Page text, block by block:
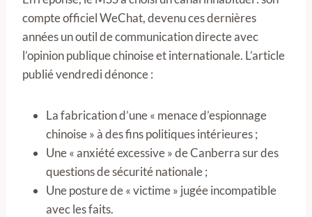
compte officiel WeChat, devenu ces dernières
années un outil de communication directe avec
l’opinion publique chinoise et internationale. L’article
publié vendredi dénonce :
La fabrication d’une « menace d’espionnage
chinoise » à des fins politiques intérieures ;
Une « anxiété excessive » de Canberra sur des
questions de sécurité nationale ;
Une posture de « victime » jugée incompatible
avec les faits.